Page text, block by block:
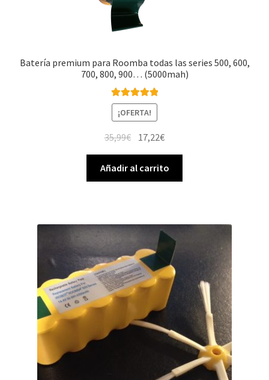
Batería premium para Roomba todas las series 500, 600,
700, 800, 900… (5000mah)
Valorado con
5.00de 5
¡OFERTA!
35,99€ El
original
era:
17,22€El
actual
es:
Añadir al carrito